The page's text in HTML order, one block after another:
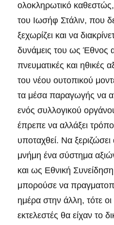
ολοκληρωτικό
του Ιωσήφ Στάλιν, που
ξεχωρίζει και να
δυνάμεις του ως Έθνος
πνευματικές και ηθικές
του νέου ουτοπικού
τα μέσα παραγωγής να
ενός συλλογικού
έπρεπε να αλλάξει
υποταχθεί. Να
μνήμη ένα σύστημα
και ως Εθνική
μπορούσε να
ημέρα στην άλλη, τότε οι
εκτελεστές θα είχαν το